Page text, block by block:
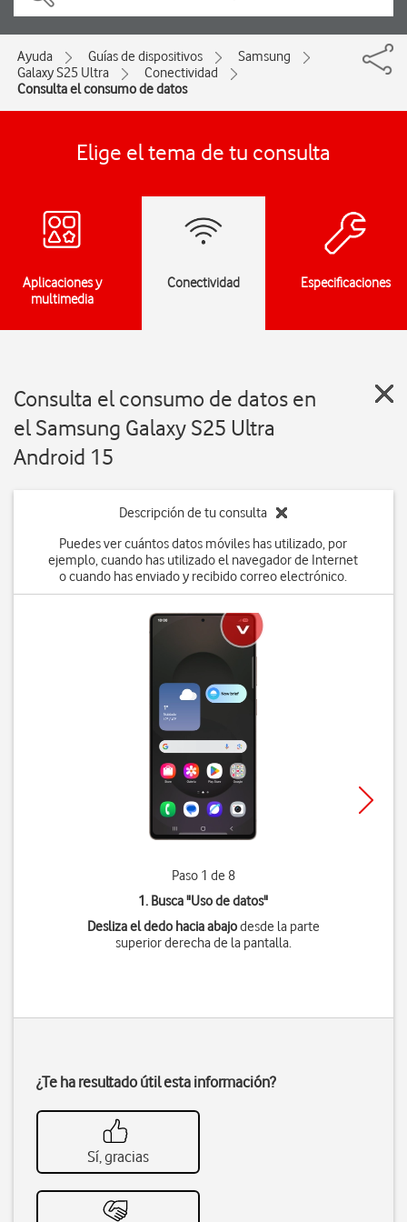
Ayuda Guías de dispositivos
Samsung
Galaxy S25 Ultra
Conectividad
Consulta el consumo de datos
Elige el tema de tu consulta
Aplicaciones y
multimedia
Conectividad Especificaciones
Consulta el consumo de datos en
el Samsung Galaxy S25 Ultra
Android 15
Descripción de tu consulta
Puedes ver cuántos datos móviles has utilizado, por
ejemplo, cuando has utilizado el navegador de Internet
o cuando has enviado y recibido correo electrónico.
Paso 1 de 8
1. Busca "Uso de datos"
Desliza el dedo hacia abajodesde la parte
superior derecha de la pantalla.
¿Te ha resultado útil esta información?
Sí, gracias